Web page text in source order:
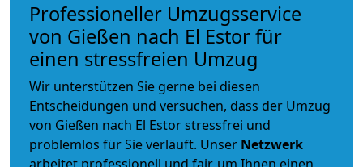
Professioneller Umzugsservice
von Gießen nach El Estor für
einen stressfreien Umzug
Wir unterstützen Sie gerne bei diesen
Entscheidungen und versuchen, dass der Umzug
von Gießen nach El Estor stressfrei und
problemlos für Sie verläuft. Unser Netzwerk